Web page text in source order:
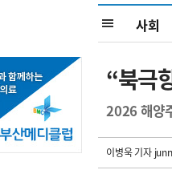
사회
“북극
2026 해양
이병욱 기자